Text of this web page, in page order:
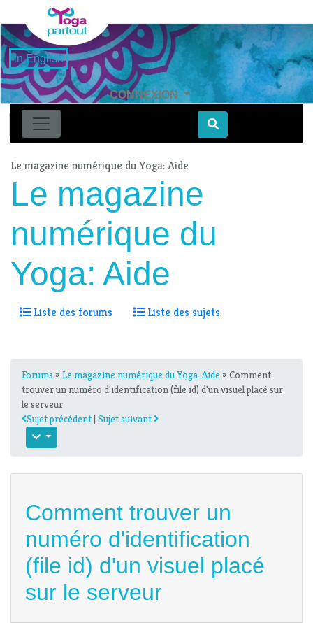
in English
CONNEXION
Find
Le magazine numérique du Yoga: Aide
Le magazine
numérique du
Yoga: Aide
Liste des forums Liste des sujets
Forums »Le magazine numérique du Yoga: Aide » Comment
trouver un numéro d'identification (file id) d'un visuel placé sur
le serveur
Sujet précédent| Sujet suivant
Comment trouver un
numéro d'identification
(file id) d'un visuel placé
sur le serveur